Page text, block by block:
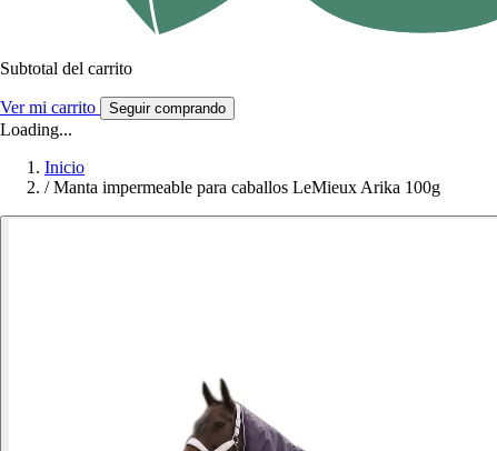
Subtotal del carrito
Ver mi carrito Seguir comprando
Loading...
Inicio
/ Manta impermeable para caballos LeMieux Arika 100g